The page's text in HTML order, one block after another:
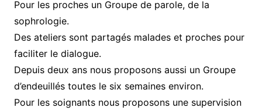
Pour les proches un Groupe de parole, de la
sophrologie.
Des ateliers sont partagés malades et proches pour
faciliter le dialogue.
Depuis deux ans nous proposons aussi un Groupe
d’endeuillés toutes le six semaines environ.
Pour les soignants nous proposons une supervision